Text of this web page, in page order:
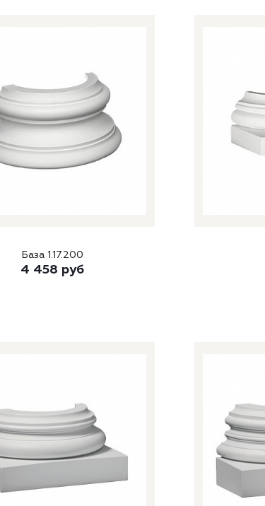
База 1.17.200
4 458 руб